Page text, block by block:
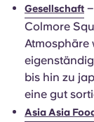
Gesellschaft
Colmore
Atmosphäre
bis hin zu
eine gut
Asia Asia